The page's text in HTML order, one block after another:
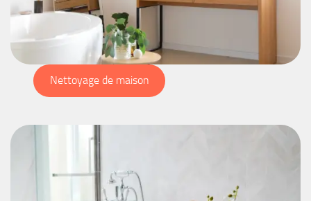
Nettoyage de maison